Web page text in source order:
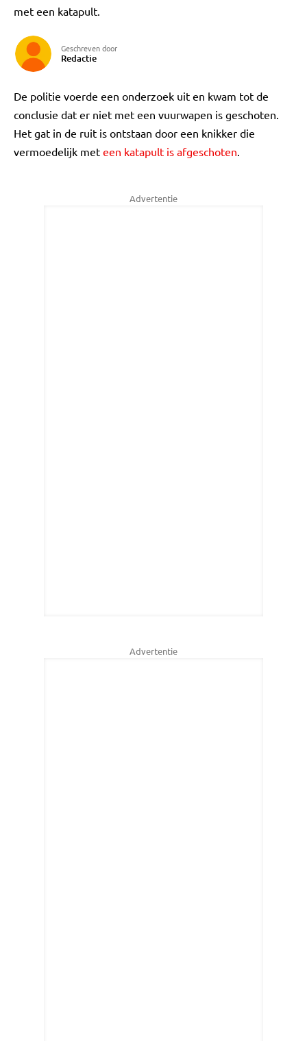
met een katapult.
Geschreven door
Redactie
De politie voerde een onderzoek uit en kwam tot de
conclusie dat er niet met een vuurwapen is geschoten.
Het gat in de ruit is ontstaan door een knikker die
vermoedelijk met een katapult is afgeschoten.
Advertentie
Advertentie